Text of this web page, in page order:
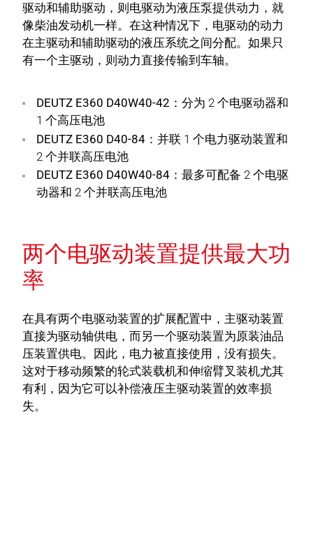
驱动和辅助驱动，则电驱动为液压泵提供动力，就
像柴油发动机一样。在这种情况下，电驱动的动力
在主驱动和辅助驱动的液压系统之间分配。如果只
有一个主驱动，则动力直接传输到车轴。
DEUTZ E360 D40W40-42： 分为 2 个电驱动器和
1 个高压电池
DEUTZ E360 D40-84： 并联 1 个电力驱动装置和
2 个并联高压电池
DEUTZ E360 D40W40-84： 最多可配备 2 个电驱
动器和 2 个并联高压电池
两个电驱动装置提供最大功
率
在具有两个电驱动装置的扩展配置中，主驱动装置
直接为驱动轴供电，而另一个驱动装置为原装油品
压装置供电。因此，电力被直接使用，没有损失。
这对于移动频繁的轮式装载机和伸缩臂叉装机尤其
有利，因为它可以补偿液压主驱动装置的效率损
失。